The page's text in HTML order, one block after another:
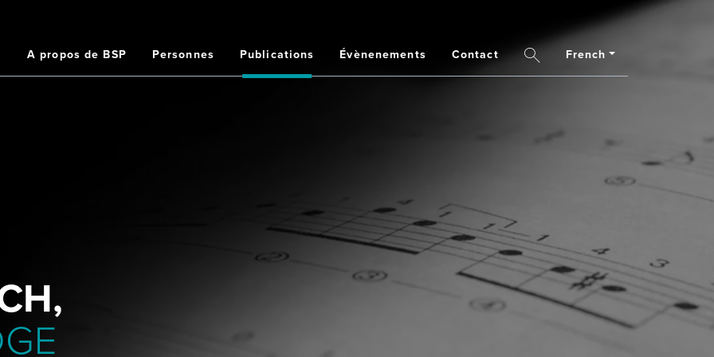
HomeA propos de BSP Personnes Publications Évènenements Contact SearchFrench